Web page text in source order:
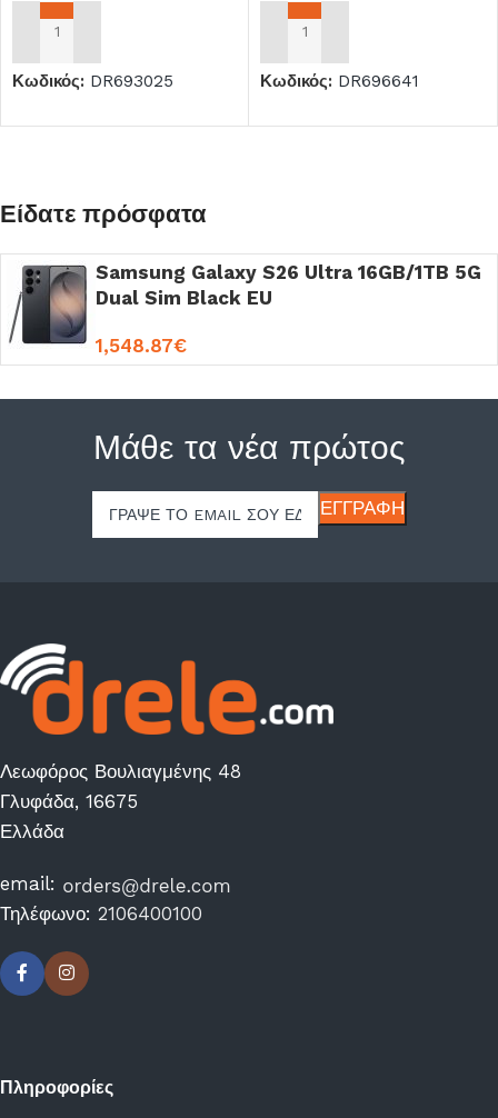
ΠΡΟΣΘΉΚΗ ΣΤΟ ΚΑΛΆΘΙ
Κωδικός: DR693025
ΠΡΟΣΘΉΚΗ ΣΤΟ ΚΑΛΆΘΙ
Κωδικός: DR696641
Είδατε πρόσφατα
Samsung Galaxy S26 Ultra 16GB/1TB 5G
Dual Sim Black EU
1,548.87€
Μάθε τα νέα πρώτος
Λεωφόρος Βουλιαγμένης 48
Γλυφάδα, 16675
Ελλάδα
email:
Τηλέφωνο: 2106400100
Πληροφορίες